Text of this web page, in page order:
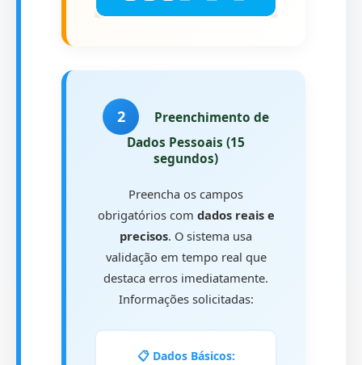
2
Preenchimento de
Dados Pessoais (15
segundos)
Preencha os campos
obrigatórios com dados reais e
precisos. O sistema usa
validação em tempo real que
destaca erros imediatamente.
Informações solicitadas:
📋 Dados Básicos: